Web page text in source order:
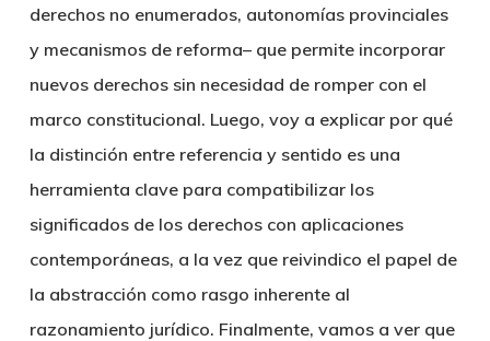
derechos no enumerados, autonomías provinciales
y mecanismos de reforma– que permite incorporar
nuevos derechos sin necesidad de romper con el
marco constitucional. Luego, voy a explicar por qué
la distinción entre referencia y sentido es una
herramienta clave para compatibilizar los
significados de los derechos con aplicaciones
contemporáneas, a la vez que reivindico el papel de
la abstracción como rasgo inherente al
razonamiento jurídico. Finalmente, vamos a ver que